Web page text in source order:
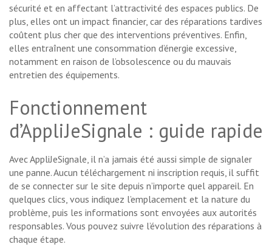
sécurité et en affectant l’attractivité des espaces publics. De
plus, elles ont un impact financier, car des réparations tardives
coûtent plus cher que des interventions préventives. Enfin,
elles entraînent une consommation d’énergie excessive,
notamment en raison de l’obsolescence ou du mauvais
entretien des équipements.
Fonctionnement
d’AppliJeSignale : guide rapide
Avec AppliJeSignale, il n’a jamais été aussi simple de signaler
une panne. Aucun téléchargement ni inscription requis, il suffit
de se connecter sur le site depuis n’importe quel appareil. En
quelques clics, vous indiquez l’emplacement et la nature du
problème, puis les informations sont envoyées aux autorités
responsables. Vous pouvez suivre l’évolution des réparations à
chaque étape.